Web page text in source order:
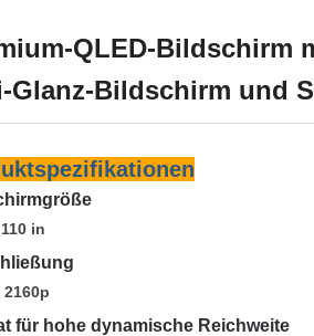
QLED-Bildschirm
Glanz-Bildschirm und
in
2160p
für hohe dynamische Reichweite